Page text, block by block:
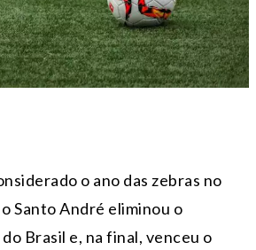
o ano das zebras no
Santo André eliminou o
Brasil e, na final, venceu o